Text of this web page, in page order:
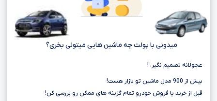
میدونی با پولت چه ماشین هایی میتونی بخری؟
عجولانه تصمیم نگیر، !
بیش از 900 مدل ماشین تو بازار هست!
قبل از خرید یا فروش خودرو تمام گزینه های ممکن رو بررسی کن!